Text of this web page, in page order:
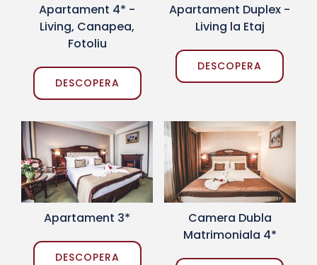
Apartament 4* -
Living, Canapea,
Fotoliu
DESCOPERA
Apartament Duplex -
Living la Etaj
DESCOPERA
Apartament 3*
DESCOPERA
Camera Dubla
Matrimoniala 4*